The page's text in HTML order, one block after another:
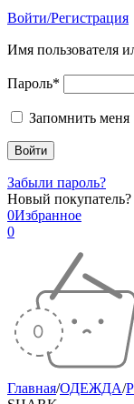
Войти/Регистрация
Имя пользователя
Пароль*
Запомнить меня
Забыли пароль?
Новый покупатель?
0Избранное
0
Главная/ОДЕЖДА/